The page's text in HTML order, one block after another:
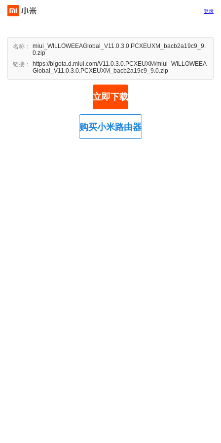
登录
名称：
miui_WILLOWEEAGlobal_V11.0.3.0.PCXEUXM_bacb2a19c9_9.
0.zip
链接：
https://bigota.d.miui.com/V11.0.3.0.PCXEUXM/miui_WILLOWEEA
Global_V11.0.3.0.PCXEUXM_bacb2a19c9_9.0.zip
立即下载
购买小米路由器